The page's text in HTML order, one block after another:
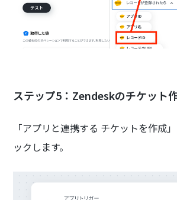
ステップ5：Zendeskのチケット
「アプリと連携する チケットを作成
ックします。